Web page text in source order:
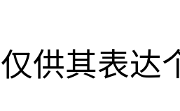
供其表达